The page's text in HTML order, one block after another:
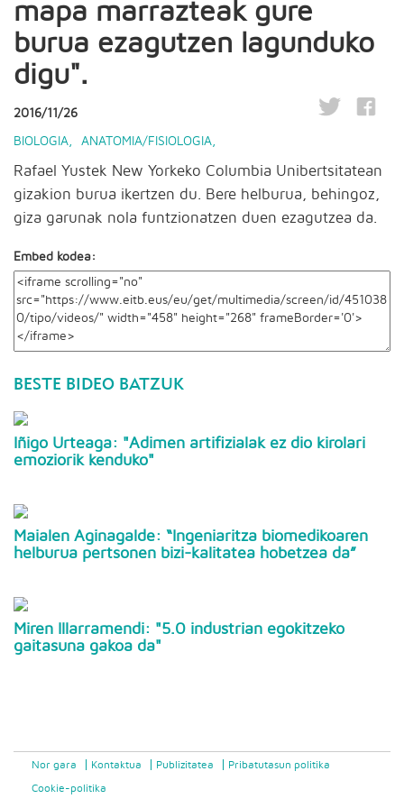
mapa marrazteak gure
burua ezagutzen lagunduko
digu".
2016/11/26
BIOLOGIA ANATOMIA/FISIOLOGIA
Rafael Yustek New Yorkeko Columbia Unibertsitatean
gizakion burua ikertzen du. Bere helburua, behingoz,
giza garunak nola funtzionatzen duen ezagutzea da.
Embed kodea:
BESTE BIDEO BATZUK
Iñigo Urteaga: "Adimen artifizialak ez dio kirolari
emoziorik kenduko"
Maialen Aginagalde: “Ingeniaritza biomedikoaren
helburua pertsonen bizi-kalitatea hobetzea da”
Miren Illarramendi: "5.0 industrian egokitzeko
gaitasuna gakoa da"
Nor gara Kontaktua Publizitatea Pribatutasun politika
Cookie-politika